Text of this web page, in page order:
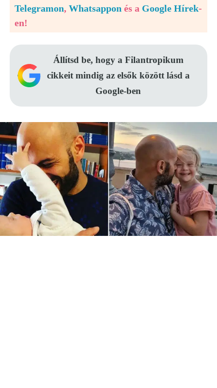
Telegramon, Whatsappon és a Google Hírek-
en!
Állítsd be, hogy a Filantropikum
cikkeit mindig az elsők között lásd a
Google-ben